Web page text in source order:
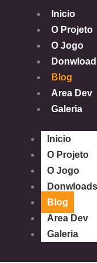
Inicio
O Projeto
O Jogo
Blog
Area Dev
Galeria
Inicio
O Projeto
O Jogo
Blog
Area Dev
Galeria